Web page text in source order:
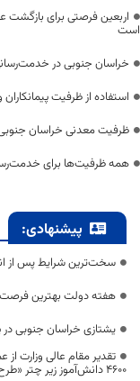
اربعین فرصتی برای
است
خراسان جنوبی در
استفاده از ظرفیت
ظرفیت معدنی خراسان
همه ظرفیت‌ها برای
پیشنهادی:
سخت‌ترین شرایط پس از
هفته دولت بهترین
یشتازی خراسان جنوبی در
تقدیر مقام عالی وزارت
۴۶۰۰ دانش‌آموز زیر چتر «طرح حامی»